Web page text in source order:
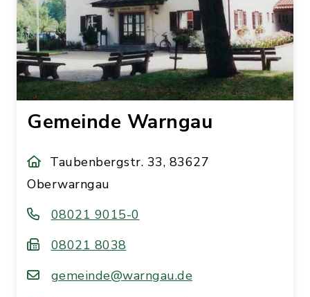
Gemeinde Warngau
Taubenbergstr. 33, 83627
Oberwarngau
08021 9015-0
08021 8038
gemeinde@warngau.de